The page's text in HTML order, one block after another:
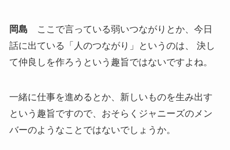
岡島 ここで言っている弱いつながりとか、今日
話に出ている「人のつながり」というのは、 決し
て仲良しを作ろうという趣旨ではないですよね。
一緒に仕事を進めるとか、新しいものを生み出す
という趣旨ですので、おそらくジャニーズのメン
バーのようなことではないでしょうか。